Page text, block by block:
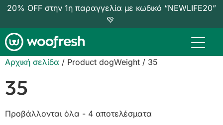
20% OFF στην 1η παραγγελία με κωδικό “NEWLIFE20”
💚
Αρχική σελίδα / Product dogWeight / 35
35
Προβάλλονται όλα - 4 αποτελέσματα